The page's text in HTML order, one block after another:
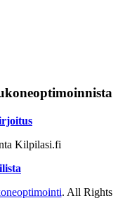
Kilpilasi.fi
. All Rights